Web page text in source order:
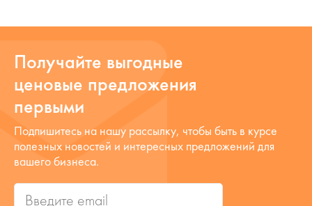
Получайте выгодные
ценовые предложения
первыми
Подпишитесь на нашу рассылку, чтобы быть в курсе
полезных новостей и интересных предложений для
вашего бизнеса.